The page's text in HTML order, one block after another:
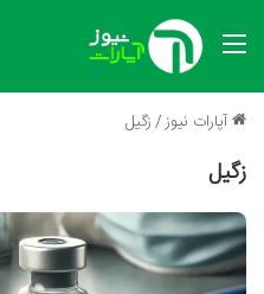
منو
آپارات نیوز/زگیل
زگیل